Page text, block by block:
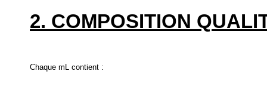
2. COMPOSITION
Chaque mL contient :